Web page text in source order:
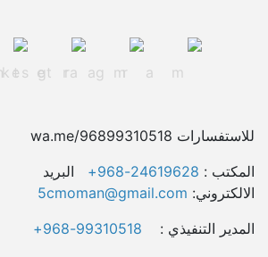
للاستفسارات wa.me/96899310518
المکتب : 24619628-968+
البريد
الالكتروني: 5cmoman@gmail.com
المدیر التنفيذي : 99310518-968+